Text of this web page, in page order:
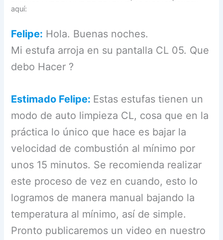
aquí:
Felipe: Hola. Buenas noches.
Mi estufa arroja en su pantalla CL 05. Que
debo Hacer ?
Estimado Felipe: Estas estufas tienen un
modo de auto limpieza CL, cosa que en la
práctica lo único que hace es bajar la
velocidad de combustión al mínimo por
unos 15 minutos. Se recomienda realizar
este proceso de vez en cuando, esto lo
logramos de manera manual bajando la
temperatura al mínimo, así de simple.
Pronto publicaremos un video en nuestro